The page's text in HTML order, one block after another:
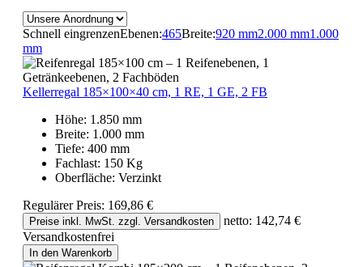
Schnell eingrenzenEbenen:465Breite:920 mm2.000 mm1.000
mm
Kellerregal 185×100×40 cm, 1 RE, 1 GE, 2 FB
Höhe: 1.850 mm
Breite: 1.000 mm
Tiefe: 400 mm
Fachlast: 150 Kg
Oberfläche: Verzinkt
Regulärer Preis: 169,86 €
Preise inkl. MwSt. zzgl. Versandkosten
netto: 142,74 €
Versandkostenfrei
In den Warenkorb